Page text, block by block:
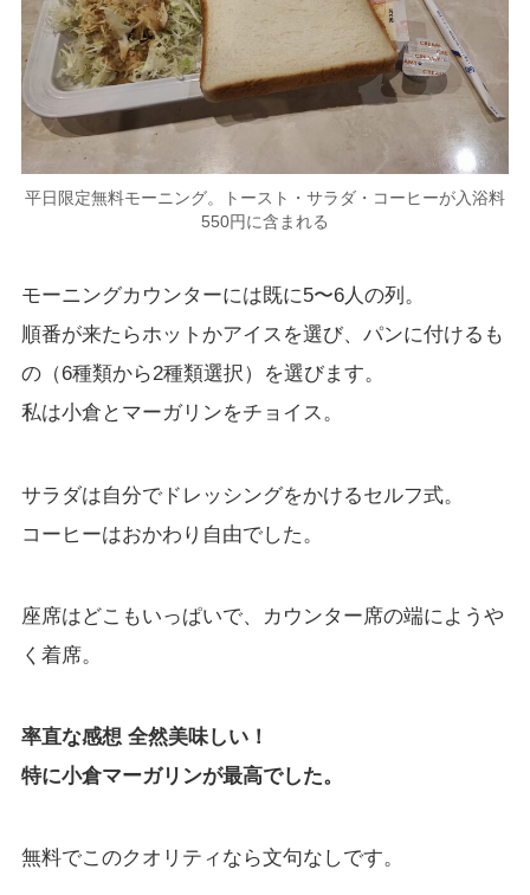
平日限定無料モーニング。トースト・サラダ・コーヒーが入浴料
550円に含まれる
モーニングカウンターには既に5〜6人の列。
順番が来たらホットかアイスを選び、パンに付けるも
の（6種類から2種類選択）を選びます。
私は小倉とマーガリンをチョイス。
サラダは自分でドレッシングをかけるセルフ式。
コーヒーはおかわり自由でした。
座席はどこもいっぱいで、カウンター席の端にようや
く着席。
率直な感想 全然美味しい！
特に小倉マーガリンが最高でした。
無料でこのクオリティなら文句なしです。